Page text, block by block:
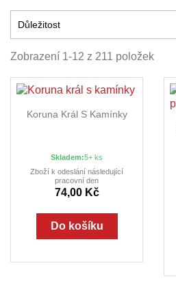
Důležitost
Zobrazení 1-12 z 211 položek
Koruna Král S Kamínky
Skladem:5+ ks
Zboží k odeslání následující
pracovní den
74,00 Kč
Do košíku